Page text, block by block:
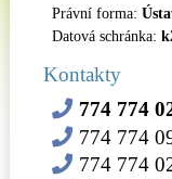
Právní forma:
Datová schránka:
Kontakty
774 774
774 774
774 774